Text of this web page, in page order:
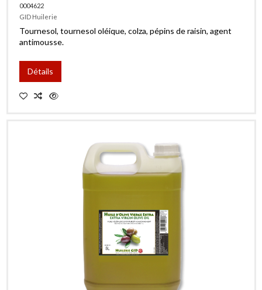
0004622
GID Huilerie
Tournesol, tournesol oléique, colza, pépins de raisin, agent
antimousse.
Détails